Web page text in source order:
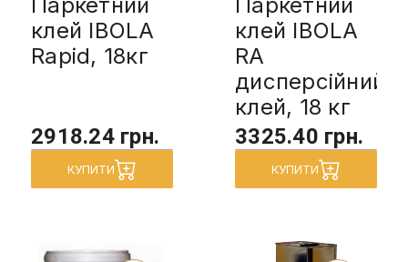
клей IBOLA
Rapid, 18кг
2918.24 грн.
КУПИТИ
клей IBOLA
RA
дисперсійний
клей, 18 кг
3325.40 грн.
КУПИТИ